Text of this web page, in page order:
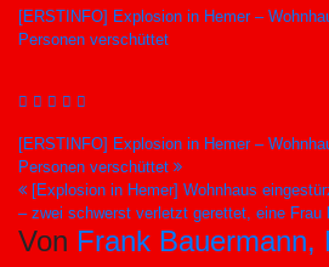
[ERSTINFO] Explosion in Hemer –
Personen verschüttet
[ERSTINFO] Explosion in Hemer –
Personen verschüttet
[Explosion in Hemer] Wohnhaus
– zwei schwerst verletzt gerettet, eine Frau
Von Frank Bauermann,